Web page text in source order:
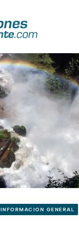
INFORMACION GENERAL